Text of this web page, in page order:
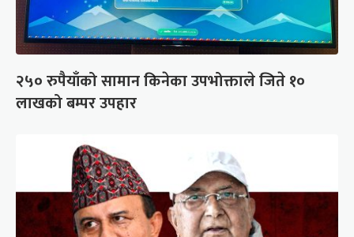
२५० रुपैयाँको सामान किनेका उपभोक्ताले जिते १०
लाखको बम्पर उपहार